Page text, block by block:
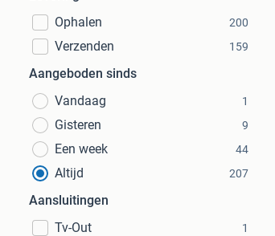
Ophalen
200
Verzenden 159
Aangeboden sinds
Vandaag
1
Gisteren 9
Een week 44
Altijd 207
Aansluitingen
Tv-Out
1